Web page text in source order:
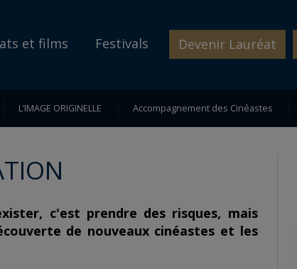
et films Festivals Devenir Lauréat
L’IMAGE ORIGINELLE Accompagnement des Cinéastes
c'est prendre des risques, mais
de nouveaux cinéastes et les